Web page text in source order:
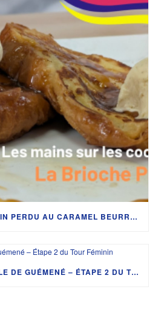
BRIOCHE FAÇON PAIN PERDU AU CARAMEL BEURRE SALÉ – ETAPE 3 DU TOUR DE FRANCE FEMMES AVEC ZWIFT
TARTE À L’ANDOUILLE DE GUÉMENÉ – ÉTAPE 2 DU TOUR FÉMININ